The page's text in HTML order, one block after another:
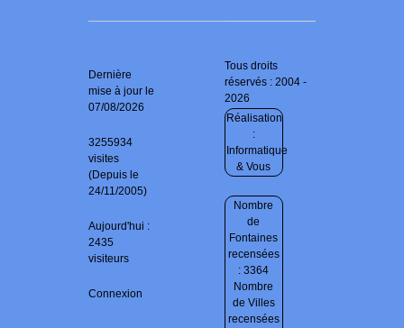
Dernière
mise à jour le
07/08/2026
3255934
visites
(Depuis le
24/11/2005)
Aujourd'hui :
2435
visiteurs
Connexion
Tous droits
réservés : 2004 -
2026
Réalisation
:
Informatique
& Vous
Nombre
de
Fontaines
recensées
: 3364
Nombre
de Villes
recensées